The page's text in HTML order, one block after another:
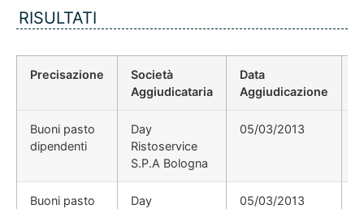
RISULTATI
Precisazione
Società
Aggiudicataria
Data
Aggiudicazione
Buoni pasto
dipendenti
Day
Ristoservice
S.P.A Bologna
05/03/2013
Buoni pasto
Day
05/03/2013